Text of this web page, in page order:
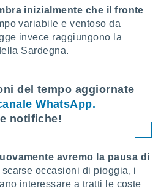
inizialmente che il fronte
variabile e ventoso da
invece raggiungono la
Sardegna.
del tempo aggiornate
WhatsApp.
notifiche!
avremo la pausa di
scarse occasioni di pioggia, i
interessare a tratti le coste